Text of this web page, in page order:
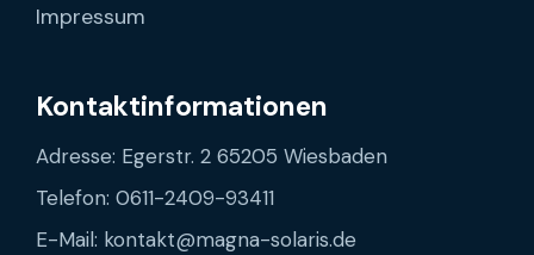
Impressum
Kontaktinformationen
Adresse: Egerstr. 2 65205 Wiesbaden
Telefon: 0611-2409-93411
E-Mail: kontakt@magna-solaris.de